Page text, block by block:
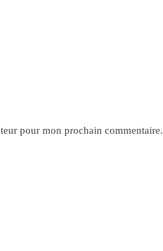
pour mon prochain commentaire.